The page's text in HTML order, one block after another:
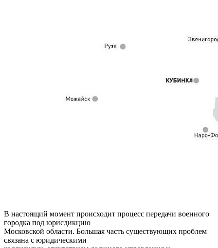
В настоящий момент происходит процесс передачи военного
городка под юрисдикцию
Московской области. Большая часть существующих проблем
связана с юридическими